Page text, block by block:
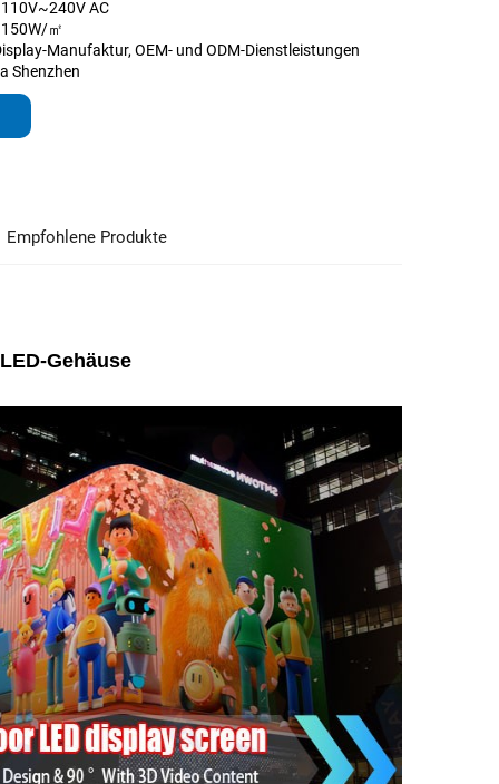
110V~240V AC
150W/㎡
Manufaktur, OEM- und ODM-Dienstleistungen
Shenzhen
Empfohlene Produkte
Gehäuse